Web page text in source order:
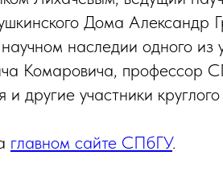
Дома Александр
наследии одного из
Комаровича, профессор
другие участники круглого
главном сайте СПбГУ.